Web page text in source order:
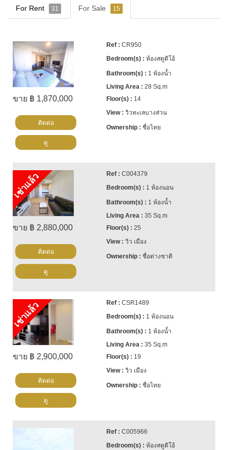
For Rent 31 For Sale 15
ขาย ฿ 1,870,000
CR950
ห้องสตูดิโอ้
1 ห้องน้ำ
28 Sq.m
14
วิวทะเลบางส่วน
ชื่อไทย
ติดต่อ
ดู
เช่าแล้ว
ขาย ฿ 2,880,000
C004379
1 ห้องนอน
1 ห้องน้ำ
35 Sq.m
25
วิว เมือง
ชื่อต่างชาติ
ติดต่อ
ดู
เช่าแล้ว
ขาย ฿ 2,900,000
CSR1489
1 ห้องนอน
1 ห้องน้ำ
35 Sq.m
19
วิว เมือง
ชื่อไทย
ติดต่อ
ดู
C005966
ห้องสตูดิโอ้